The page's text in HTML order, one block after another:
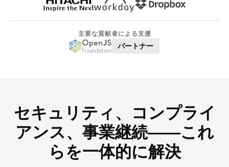
主要な貢献者による支援
パートナー
セキュリティ、コンプライ
アンス、事業継続――これ
らを一体的に解決